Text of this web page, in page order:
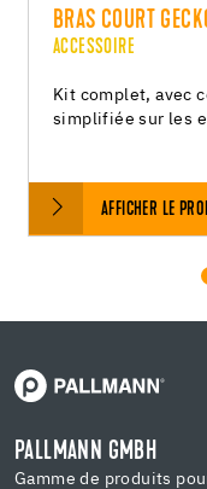
BRAS COURT
ACCESSOIRE
Kit complet, avec
simplifiée sur les
AFFICHER LE
PALLMANN GMBH
Gamme de produits